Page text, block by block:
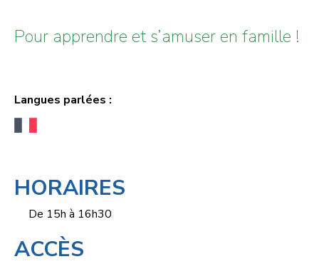
Pour apprendre et s’amuser en famille !
Langues parlées :
HORAIRES
De 15h à 16h30
ACCÈS